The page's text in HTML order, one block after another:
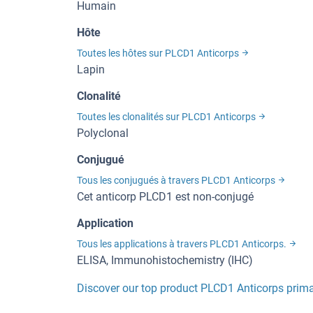
Humain
Hôte
Toutes les hôtes sur PLCD1 Anticorps
Lapin
Clonalité
Toutes les clonalités sur PLCD1 Anticorps
Polyclonal
Conjugué
Tous les conjugués à travers PLCD1 Anticorps
Cet anticorp PLCD1 est non-conjugé
Application
Tous les applications à travers PLCD1 Anticorps.
ELISA, Immunohistochemistry (IHC)
Discover our top product PLCD1 Anticorps